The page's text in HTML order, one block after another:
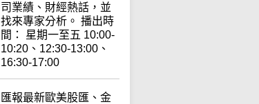
司業績、財經熱話，並
找來專家分析。 播出時
間： 星期一至五 10:00-
10:20、12:30-13:00、
16:30-17:00
匯報最新歐美股匯、金